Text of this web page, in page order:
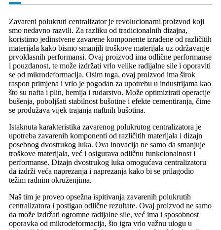
Zavareni polukruti centralizator je revolucionarni proizvod koji
smo nedavno razvili. Za razliku od tradicionalnih dizajna,
koristimo jedinstvene zavarene komponente izrađene od različitih
materijala kako bismo smanjili troškove materijala uz održavanje
prvoklasnih performansi. Ovaj proizvod ima odlične performanse
i pouzdanost, te može izdržati vrlo velike radijalne sile i oporaviti
se od mikrodeformacija. Osim toga, ovaj proizvod ima širok
raspon primjena i vrlo je pogodan za upotrebu u industrijama kao
što su nafta i plin, hemija i rudarstvo. Može optimizirati operacije
bušenja, poboljšati stabilnost bušotine i efekte cementiranja, čime
se produžava vijek trajanja naftnih bušotina.
Istaknuta karakteristika zavarenog polukrutog centralizatora je
upotreba zavarenih komponenti od različitih materijala i dizajn
posebnog dvostrukog luka. Ova inovacija ne samo da smanjuje
troškove materijala, već i osigurava odličnu funkcionalnost i
performanse. Dizajn dvostrukog luka omogućava centralizatoru
da izdrži veća naprezanja i naprezanja kako bi se prilagodio
težim radnim okruženjima.
Naš tim je proveo opsežna ispitivanja zavarenih polukrutih
centralizatora i postigao odlične rezultate. Ovaj proizvod ne samo
da može izdržati ogromne radijalne sile, već ima i sposobnost
oporavka od mikrodeformacija, što igra vrlo važnu ulogu u